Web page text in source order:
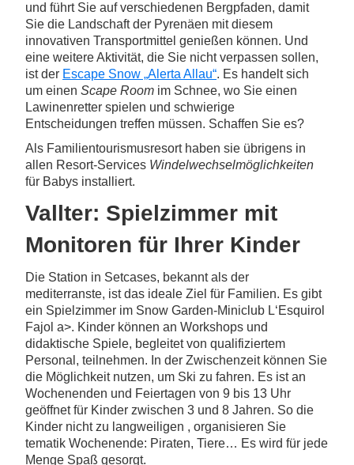
und führt Sie auf verschiedenen Bergpfaden, damit
Sie die Landschaft der Pyrenäen mit diesem
innovativen Transportmittel genießen können. Und
eine weitere Aktivität, die Sie nicht verpassen sollen,
ist der Escape Snow „Alerta Allau“. Es handelt sich
um einen Scape Room im Schnee, wo Sie einen
Lawinenretter spielen und schwierige
Entscheidungen treffen müssen. Schaffen Sie es?
Als Familientourismusresort haben sie übrigens in
allen Resort-Services Windelwechselmöglichkeiten
für Babys installiert.
Vallter: Spielzimmer mit
Monitoren für Ihrer Kinder
Die Station in Setcases, bekannt als der
mediterranste, ist das ideale Ziel für Familien. Es gibt
ein Spielzimmer im Snow Garden-Miniclub L‘Esquirol
Fajol a>. Kinder können an Workshops und
didaktische Spiele, begleitet von qualifiziertem
Personal, teilnehmen. In der Zwischenzeit können Sie
die Möglichkeit nutzen, um Ski zu fahren. Es ist an
Wochenenden und Feiertagen von 9 bis 13 Uhr
geöffnet für Kinder zwischen 3 und 8 Jahren. So die
Kinder nicht zu langweiligen , organisieren Sie
tematik Wochenende: Piraten, Tiere… Es wird für jede
Menge Spaß gesorgt.